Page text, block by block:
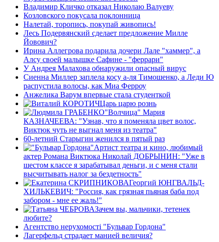
Владимир Кличко отказал Николаю Валуеву
Козловского покусала поклонница
Налетай, торопись, покупай живопись!
Лесь Подервянский сделает предложение Милле
Йовович?
Ирина Аллегрова подарила дочери Лале "хаммер", а
Алсу своей малышке Сафине - "феррари"
У Андрея Малахова обнаружили опасный вирус
Сиенна Миллер заплела косу а-ля Тимошенко, а Леди Ю
распустила волосы, как Миа Ферроу
Анжелика Варум впервые стала студенткой
Царь царю рознь
"Волчица" Мария
КАЗНАЧЕЕВА: "Узнав, что я поменяла цвет волос,
Виктюк чуть не выгнал меня из театра"
60-летний Старыгин женился в пятый раз
Артист театра и кино, любимый
актер Романа Виктюка Николай ДОБРЫНИН: "Уже в
шестом классе я зарабатывал деньги, и с меня стали
высчитывать налог за бездетность"
Георгий ЮНГВАЛЬД-
ХИЛЬКЕВИЧ: "Россия, как грязная пьяная баба под
забором - мне ее жаль!"
Зачем вы, мальчики, тетенек
любите?
Агентство нерухомості "Бульвар Гордона"
Лагерфельд страдает манией величия?